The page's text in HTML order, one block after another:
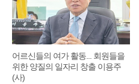
어르신들의 여가 활동... 회원들을
위한 양질의 일자리 창출 이용주
(사)